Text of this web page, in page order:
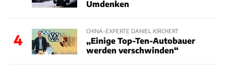
Umdenken
4
CHINA-EXPERTE DANIEL KIRCHERT
„Einige Top-Ten-Autobauer
werden verschwinden“